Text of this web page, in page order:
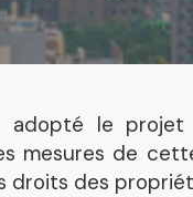
adopté le
mesures de
droits des